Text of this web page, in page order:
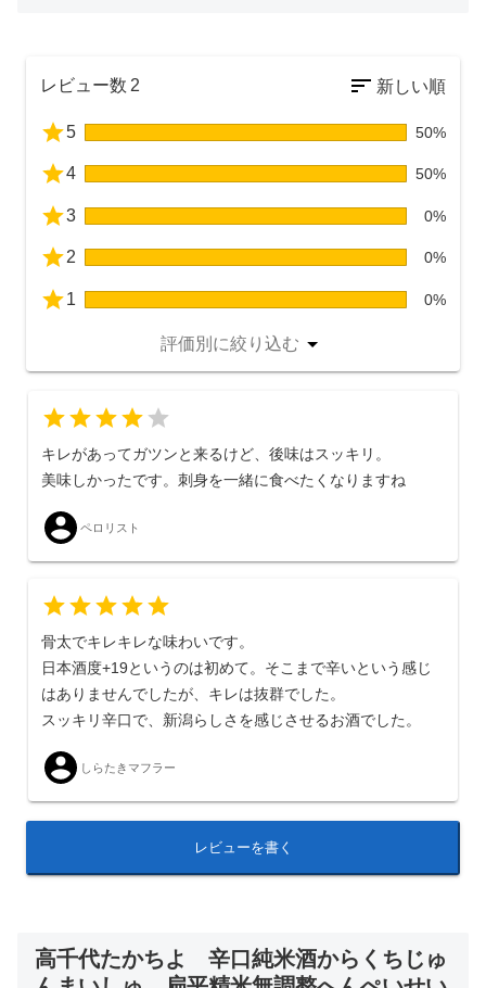
レビュー数 2
5 50%
4 50%
3 0%
2 0%
1 0%
評価別に絞り込む
キレがあってガツンと来るけど、後味はスッキリ。
美味しかったです。刺身を一緒に食べたくなりますね
ペロリスト
骨太でキレキレな味わいです。
日本酒度+19というのは初めて。そこまで辛いという感じ
はありませんでしたが、キレは抜群でした。
スッキリ辛口で、新潟らしさを感じさせるお酒でした。
しらたきマフラー
レビューを書く
高千代たかちよ 辛口純米酒からくちじゅ